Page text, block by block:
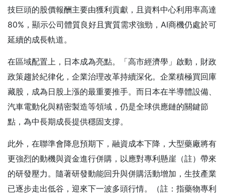
技巨頭的股價報酬主要由獲利貢獻，且資料中心利用率高達
80%，顯示公司體質良好且實質需求強勁，AI商機仍處於可
延續的成長軌道。
在區域配置上，日本成為亮點。「高市經濟學」啟動，財政
政策趨於紀律化，企業治理改革持續深化。企業積極買回庫
藏股，成為日股上漲的最重要推手。而日本在半導體設備、
汽車電動化與精密製造等領域，仍是全球供應鏈的關鍵節
點，為中長期成長提供穩固支撐。
此外，在聯準會降息預期下，融資成本下降，大型藥廠將有
更強烈的動機與資金進行併購，以應對專利懸崖（註）帶來
的研發壓力。隨著研發動能回升與併購活動增加，生技產業
已逐步走出低谷，迎來下一波多頭行情。（註：指藥物專利